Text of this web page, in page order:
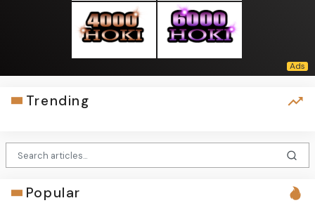
Trending
Popular